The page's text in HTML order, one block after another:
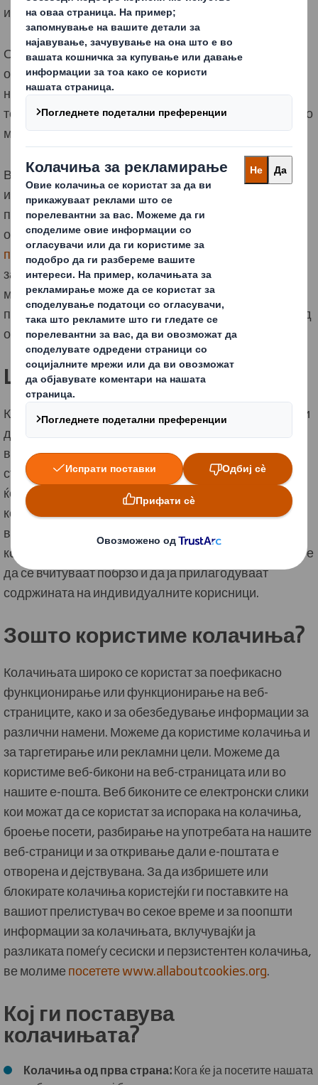
идентификувано лице.
Ова Известување за колачиња ("Известување
опишува како собираме одредени информации на
нашата веб-страница користејќи колачиња и слични
технологии за следење (заедно, "Колачиња
") и како
можете да ги управувате.
Ве молиме имајте предвид дека, доколку
информациите собрани преку колачињата
претставуваат лични податоци, тие податоци ги
обработуваме според нашатаИзвестување за
приватност на веб-страницата. Ако имате прашања
за тоа како се користат вашите лични податоци,
можете да контактирате со тимот за заштита на
податоци користејќи ги деталите дадени на крајот од
ова известување.
Што е колаче?
Колачињата се мали парчиња податоци (текстуални
датотеки) кои се чуваат на вашиот уред, обично во
вашиот веб-прелистувач кога посетувате веб-
страница. Колачињата значат дека веб-страницата
ќе ве памети вас, вашите преференции и како сте ја
користеле веб-страницата секој пат кога ќе се
вратите. Колачињата помагаат да се подобри
корисничкото искуство, овозможувајќи веб-сајтовите
да се вчитуваат побрзо и да ја прилагодуваат
содржината на индивидуалните корисници.
Зошто користиме колачиња?
Колачињата широко се користат за поефикасно
функционирање или функционирање на веб-
страниците, како и за обезбедување информации за
различни намени. Можеме да користиме колачиња и
за таргетирање или рекламни цели. Можеме да
користиме веб-бикони на веб-страницата или во
нашите е-пошта. Веб биконите се електронски слики
кои можат да се користат за испорака на колачиња,
броење посети, разбирање на употребата на нашите
веб-страници и за откривање дали е-поштата е
отворена и дејствувана. За да избришете или
блокирате колачиња користејќи ги поставките на
вашиот прелистувач во секое време и за поопшти
информации за колачињата, вклучувајќи ја
разликата помеѓу сесиски и перзистентен колачиња,
ве молимепосетете www.allaboutcookies.org.
Кој ги поставува
колачињата?
Колачиња од прва страна:Кога ќе ја посетите нашата